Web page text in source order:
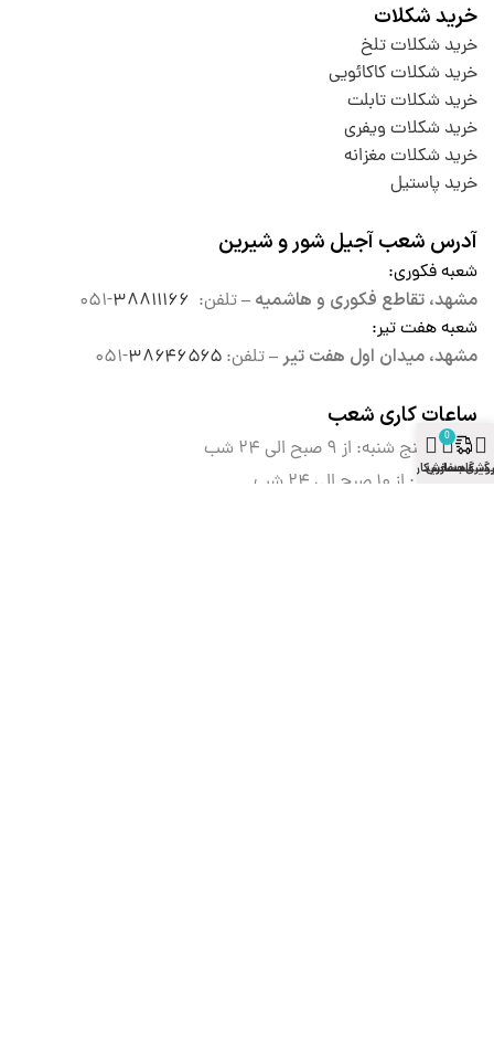
خرید شکلات
خرید شکلات تلخ
خرید شکلات کاکائویی
خرید شکلات تابلت
خرید شکلات ویفری
خرید شکلات مغزانه
خرید پاستیل
آدرس شعب آجیل شور و شیرین
شعبه فکوری:
مشهد، تقاطع فکوری و هاشمیه –تلفن: ۳۸۸۱۱۱۶۶-۰۵۱
شعبه هفت تیر:
مشهد، میدان اول هفت تیر –تلفن: ۳۸۶۴۶۵۶۵-۰۵۱
ساعات کاری شعب
شنبه تا پنج شنبه: از ۹ صبح الی
۲۴ شب
جمعه ها : از ۱۰ صبح الی ۲۴ شب
سفارش
0
سبد خرید
حساب کاربری